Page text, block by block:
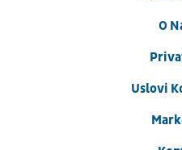
O
Uslovi